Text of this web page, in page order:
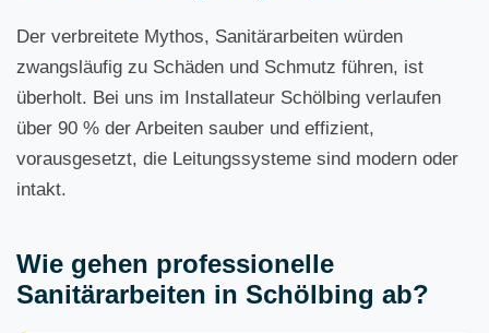
Der verbreitete Mythos, Sanitärarbeiten würden
zwangsläufig zu Schäden und Schmutz führen, ist
überholt. Bei uns im Installateur Schölbing verlaufen
über 90 % der Arbeiten sauber und effizient,
vorausgesetzt, die Leitungssysteme sind modern oder
intakt.
Wie gehen professionelle
Sanitärarbeiten in Schölbing ab?